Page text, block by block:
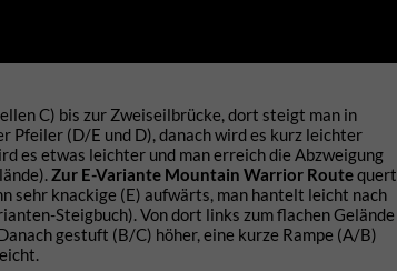
C) bis zur Zweiseilbrücke, dort steigt man in
(D/E und D), danach wird es kurz leichter
es etwas leichter und man erreich die Abzweigung
Zur E-Variante Mountain Warrior Routequert
sehr knackige (E) aufwärts, man hantelt leicht nach
Steigbuch). Von dort links zum flachen Gelände
gestuft (B/C) höher, eine kurze Rampe (A/B)